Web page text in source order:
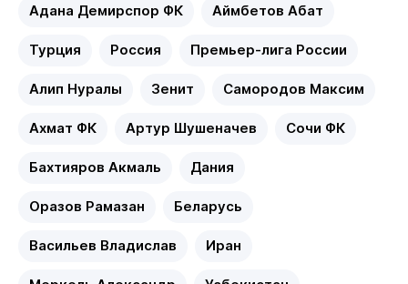
Адана Демирспор ФК Аймбетов Абат
Турция Россия Премьер-лига России
Алип Нуралы Зенит Самородов Максим
Ахмат ФК Артур Шушеначев Сочи ФК
Бахтияров Акмаль Дания
Оразов Рамазан Беларусь
Васильев Владислав Иран